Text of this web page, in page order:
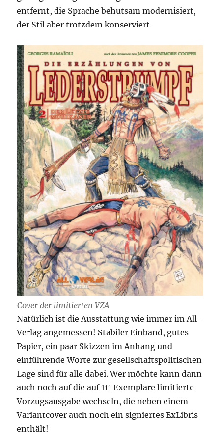
entfernt, die Sprache behutsam modernisiert,
der Stil aber trotzdem konserviert.
Cover der limitierten VZA
Natürlich ist die Ausstattung wie immer im All-
Verlag angemessen! Stabiler Einband, gutes
Papier, ein paar Skizzen im Anhang und
einführende Worte zur gesellschaftspolitischen
Lage sind für alle dabei. Wer möchte kann dann
auch noch auf die auf 111 Exemplare limitierte
Vorzugsausgabe wechseln, die neben einem
Variantcover auch noch ein signiertes ExLibris
enthält!